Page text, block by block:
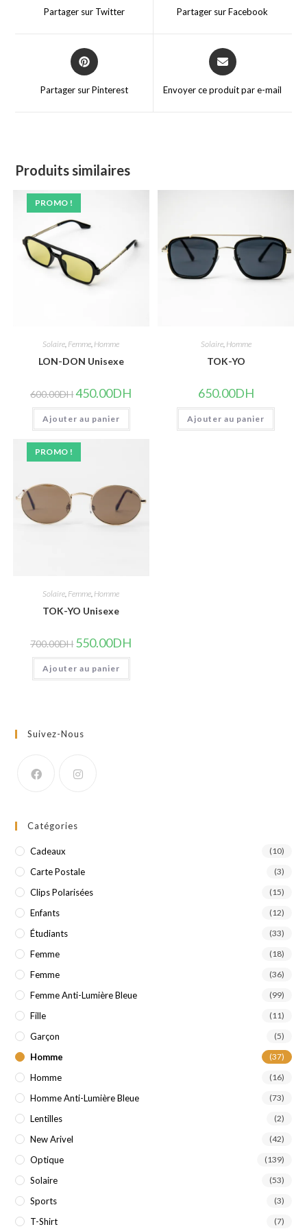
new
Partager sur Twitter Partager sur Facebook
Opens
in
Partager sur Pinterest
Opens
in
new
Envoyer ce produit par e-mail
Produits similaires
PROMO !
Solaire Femme Homme
LON-DON Unisexe
600.00DH Le
prix
initial
était :
600.00DH.
450.00DH
Ajouter au panier
Solaire, Homme
TOK-YO
650.00DH
Ajouter au panier
PROMO !
Solaire Femme Homme
TOK-YO Unisexe
700.00DH Le
prix
initial
était :
700.00DH.
550.00DH
Ajouter au panier
Suivez-Nous
Catégories
Cadeaux (10)
Carte Postale (3)
Clips Polarisées (15)
Enfants (12)
Étudiants (33)
Femme (18)
Femme (36)
Femme Anti-Lumière Bleue (99)
Fille (11)
Garçon (5)
Homme (37)
Homme (16)
Homme Anti-Lumière Bleue (73)
Lentilles (2)
New Arivel (42)
Optique (139)
Solaire (53)
Sports (3)
T-Shirt (7)